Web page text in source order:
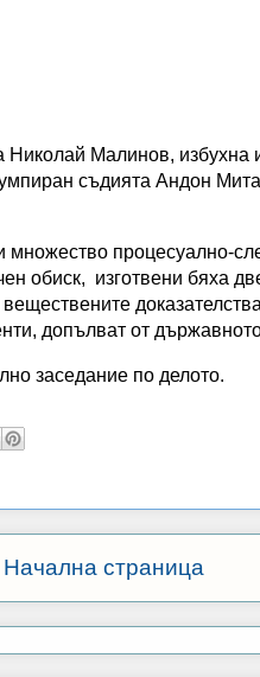
Малинов, избухна
съдията Андон
процесуално-
обиск, изготвени бяха
допълват от
заседание по делото.
Начална страница